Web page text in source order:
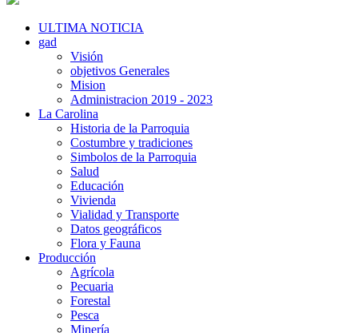
ULTIMA NOTICIA
gad
Visión
objetivos Generales
Mision
Administracion 2019 - 2023
La Carolina
Historia de la Parroquia
Costumbre y tradiciones
Simbolos de la Parroquia
Salud
Educación
Vivienda
Vialidad y Transporte
Datos geográficos
Flora y Fauna
Producción
Agrícola
Pecuaria
Forestal
Pesca
Minería